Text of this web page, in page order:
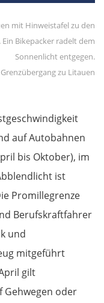
zu Litauen
auf Autobahnen
bis Oktober), im
ist
Promillegrenze
Berufskraftfahrer
und
mitgeführt
gilt
Gehwegen oder